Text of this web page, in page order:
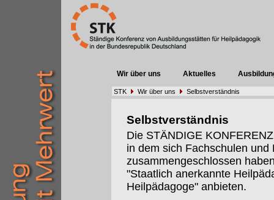
Wir über uns Aktuelles
STK Wir über uns Selbstverständnis
Selbstverständnis
Die STÄNDIGE
in dem sich Fachschulen und
zusammengeschlossen
"Staatlich anerkannte
Heilpädagoge" anbieten.